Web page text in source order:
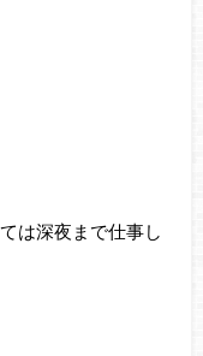
は深夜まで仕事し